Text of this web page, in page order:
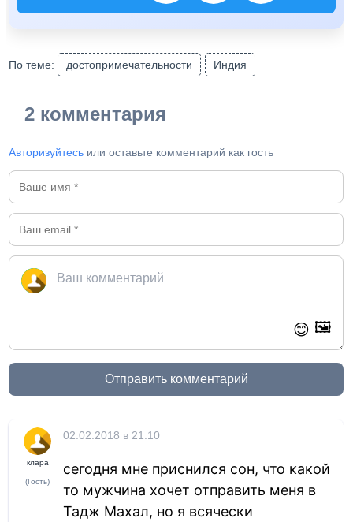
По теме: достопримечательности Индия
2 комментария
Авторизуйтесь или оставьте комментарий как гость
😊 🖼️
Отправить комментарий
клара
(Гость)
02.02.2018 в 21:10
сегодня мне приснился сон, что какой
то мужчина хочет отправить меня в
Тадж Махал, но я всячески